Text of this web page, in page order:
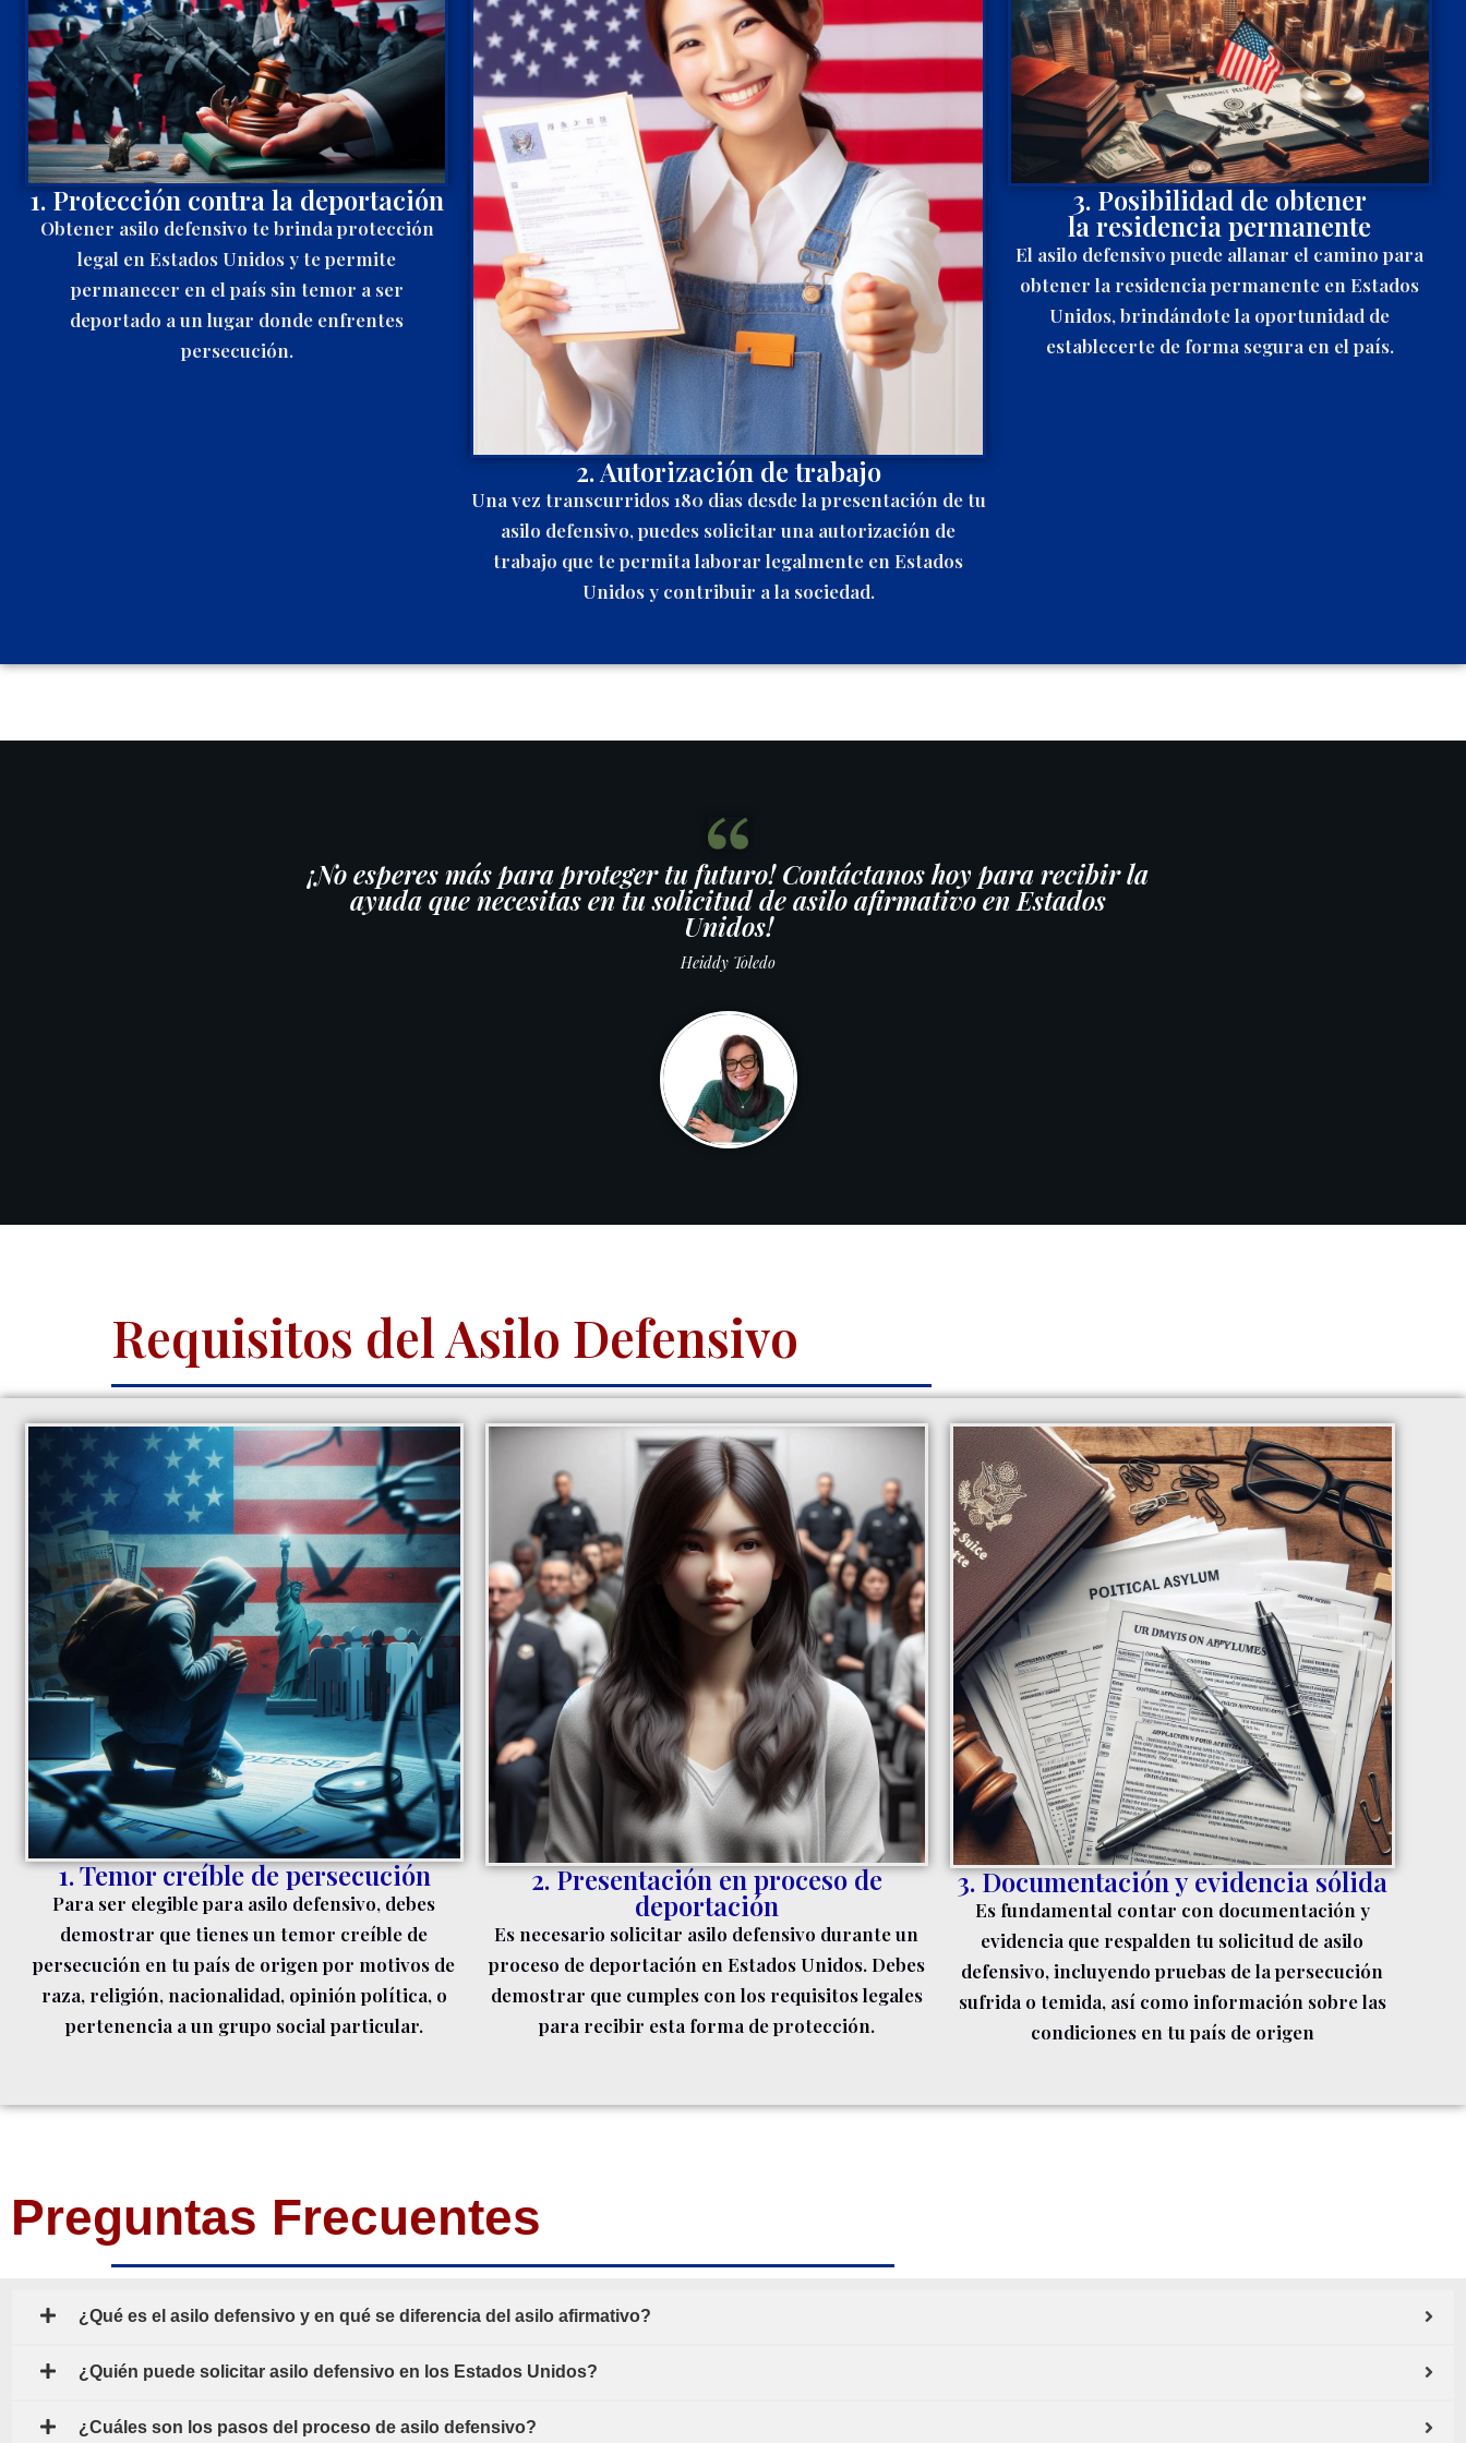
1. Protección contra la deportación
Obtener asilo defensivo te brinda protección
legal en Estados Unidos y te permite
permanecer en el país sin temor a ser
deportado a un lugar donde enfrentes
persecución.
2. Autorización de trabajo
Una vez transcurridos 180 dias desde la presentación de tu
asilo defensivo, puedes solicitar una autorización de
trabajo que te permita laborar legalmente en Estados
Unidos y contribuir a la sociedad.
3. Posibilidad de obtener
la residencia permanente
El asilo defensivo puede allanar el camino para
obtener la residencia permanente en Estados
Unidos, brindándote la oportunidad de
establecerte de forma segura en el país.
¡No esperes más para proteger tu futuro! Contáctanos hoy para recibir la
ayuda que necesitas en tu solicitud de asilo afirmativo en Estados
Unidos!
Heiddy Toledo
Requisitos del Asilo Defensivo
1. Temor creíble de persecución
Para ser elegible para asilo defensivo, debes
demostrar que tienes un temor creíble de
persecución en tu país de origen por motivos de
raza, religión, nacionalidad, opinión política, o
pertenencia a un grupo social particular.
2. Presentación en proceso de
deportación
Es necesario solicitar asilo defensivo durante un
proceso de deportación en Estados Unidos. Debes
demostrar que cumples con los requisitos legales
para recibir esta forma de protección.
3. Documentación y evidencia sólida
Es fundamental contar con documentación y
evidencia que respalden tu solicitud de asilo
defensivo, incluyendo pruebas de la persecución
sufrida o temida, así como información sobre las
condiciones en tu país de origen
Preguntas Frecuentes
¿Qué es el asilo defensivo y en qué se diferencia del asilo afirmativo?
¿Quién puede solicitar asilo defensivo en los Estados Unidos?
¿Cuáles son los pasos del proceso de asilo defensivo?